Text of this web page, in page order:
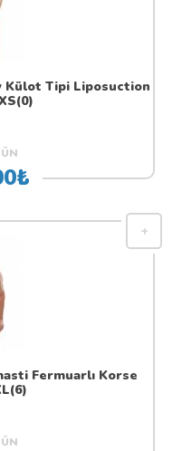
Külot Tipi Liposuction
Fermuarlı Korse